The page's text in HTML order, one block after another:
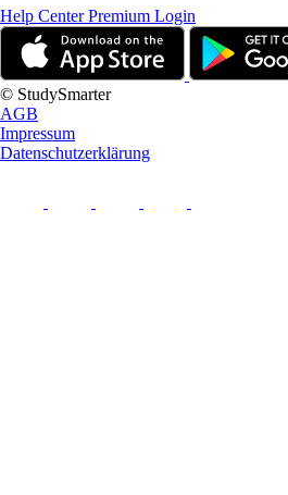
Help CenterPremium Login
© StudySmarter
AGB
Impressum
Datenschutzerklärung